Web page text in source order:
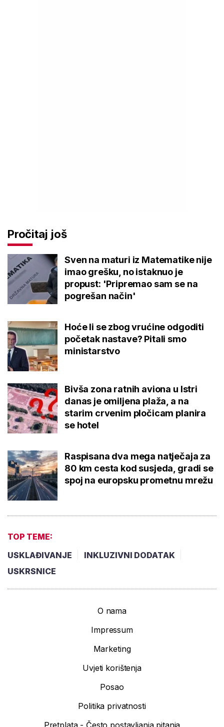
Pročitaj još
Sven na maturi iz Matematike nije
imao grešku, no istaknuo je
propust: 'Pripremao sam se na
pogrešan način'
Hoće li se zbog vrućine odgoditi
početak nastave? Pitali smo
ministarstvo
Bivša zona ratnih aviona u Istri
danas je omiljena plaža, a na
starim crvenim pločicam planira
se hotel
Raspisana dva mega natječaja za
80 km cesta kod susjeda, gradi se
spoj na europsku prometnu mrežu
TOP TEME:
USKLAĐIVANJE
INKLUZIVNI DODATAK
USKRSNICE
O nama
Impressum
Marketing
Uvjeti korištenja
Posao
Politika privatnosti
Pretplata - Često postavljanja pitanja